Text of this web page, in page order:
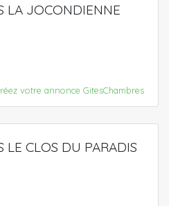
LA JOCONDIENNE
votre annonce GitesChambres
LE CLOS DU PARADIS